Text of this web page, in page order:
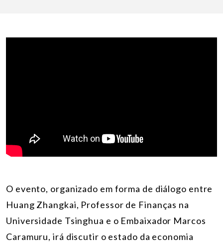
O evento, organizado em forma de diálogo entre
Huang Zhangkai, Professor de Finanças na
Universidade Tsinghua e o Embaixador Marcos
Caramuru, irá discutir o estado da economia